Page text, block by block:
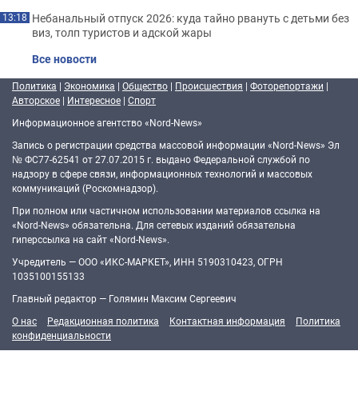
13:18 Небанальный отпуск 2026: куда тайно рвануть с детьми без
виз, толп туристов и адской жары
Все новости
Политика | Экономика | Общество | Происшествия | Фоторепортажи |
Авторское | Интересное | Спорт
Информационное агентство «Nord-News»
Запись о регистрации средства массовой информации «Nord-News» Эл
№ ФС77-62541 от 27.07.2015 г. выдано Федеральной службой по
надзору в сфере связи, информационных технологий и массовых
коммуникаций (Роскомнадзор).
При полном или частичном использовании материалов ссылка на
«Nord-News» обязательна. Для сетевых изданий обязательна
гиперссылка на сайт «Nord-News».
Учредитель — ООО «ИКС-МАРКЕТ», ИНН 5190310423, ОГРН
1035100155133
Главный редактор — Голямин Максим Сергеевич
О нас
Редакционная политика Контактная информация
Политика
конфиденциальности